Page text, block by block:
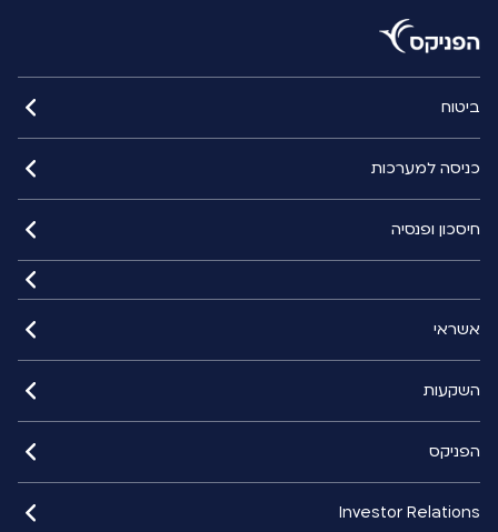
ביטוח
כניסה למערכות
חיסכון ופנסיה
אשראי
השקעות
הפניקס
Investor Relations